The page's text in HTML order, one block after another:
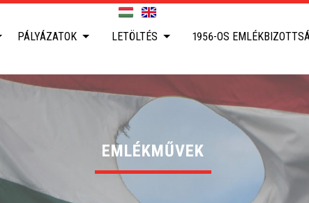
PÁLYÁZATOK LETÖLTÉS 1956-OS
EMLÉKMŰVEK